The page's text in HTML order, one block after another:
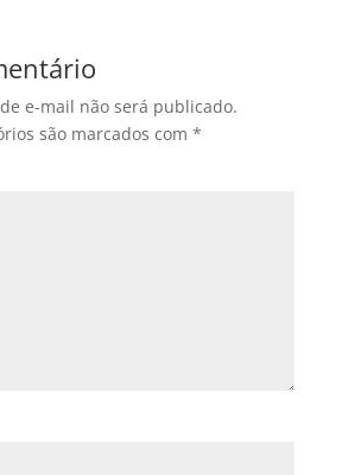
e-mail não será publicado.
são marcados com *